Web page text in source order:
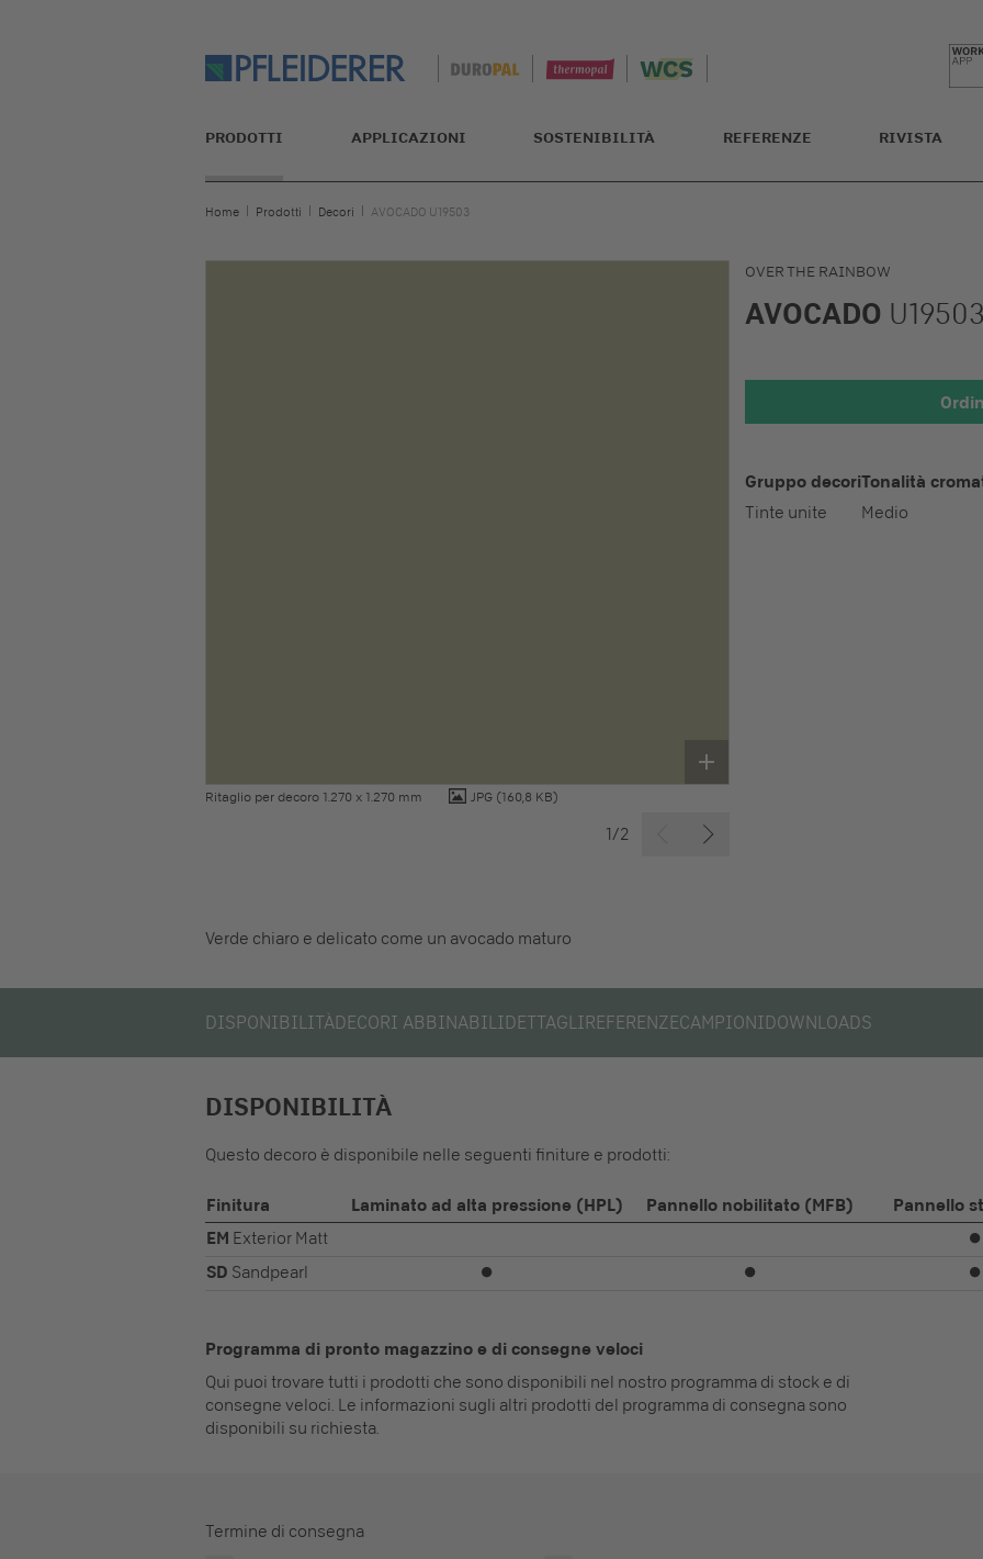
PRODOTTI APPLICAZIONI SOSTENIBILITÀ REFERENZE RIVISTA
Home Prodotti Decori AVOCADO U19503
Ritaglio per decoro 1.270 x 1.270 mm JPG (160,8 KB)
Dettagli
1/2
OVER THE RAINBOW
AVOCADO U19503
Gruppo decori
Tinte unite
Tonalità
Medio
Verde chiaro e delicato come un avocado maturo
DISPONIBILITÀDECORI ABBINABILIDETTAGLIREFERENZECAMPIONIDOWNLOADS
DISPONIBILITÀ
Questo decoro è disponibile nelle seguenti finiture e prodotti:
Finitura Laminato ad alta pressione (HPL) Pannello nobilitato (MFB)
Pannello
EM Exterior Matt ⏺
SD Sandpearl ⏺ ⏺ ⏺
Programma di pronto magazzino e di consegne veloci
Qui puoi trovare tutti i prodotti che sono disponibili nel nostro programma di stock e di
consegne veloci. Le informazioni sugli altri prodotti del programma di consegna sono
disponibili su richiesta.
Termine di consegna